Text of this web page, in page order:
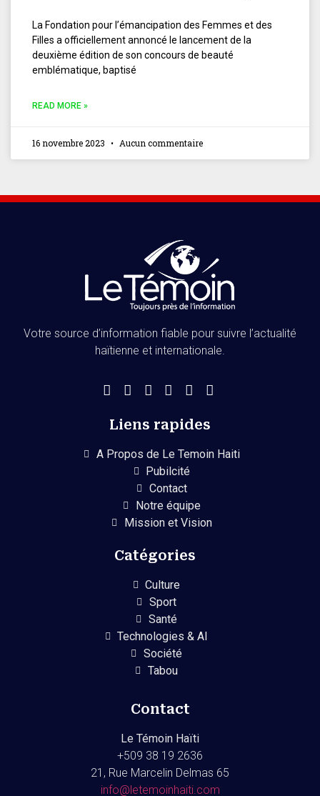
La Fondation pour l’émancipation des Femmes et des
Filles a officiellement annoncé le lancement de la
deuxième édition de son concours de beauté
emblématique, baptisé
READ MORE »
16 novembre 2023 Aucun commentaire
Votre source d’information fiable pour suivre l’actualité
haïtienne et internationale.
Liens rapides
A Propos de Le Temoin Haiti
Pubilcité
Contact
Notre équipe
Mission et Vision
Catégories
Culture
Sport
Santé
Technologies & AI
Société
Tabou
Contact
Le Témoin Haïti
+509 38 19 2636
21, Rue Marcelin Delmas 65
info@letemoinhaiti.com